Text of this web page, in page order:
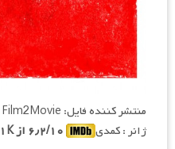
منتشر کننده فایل: Film2Movie
ژانر : کمدی